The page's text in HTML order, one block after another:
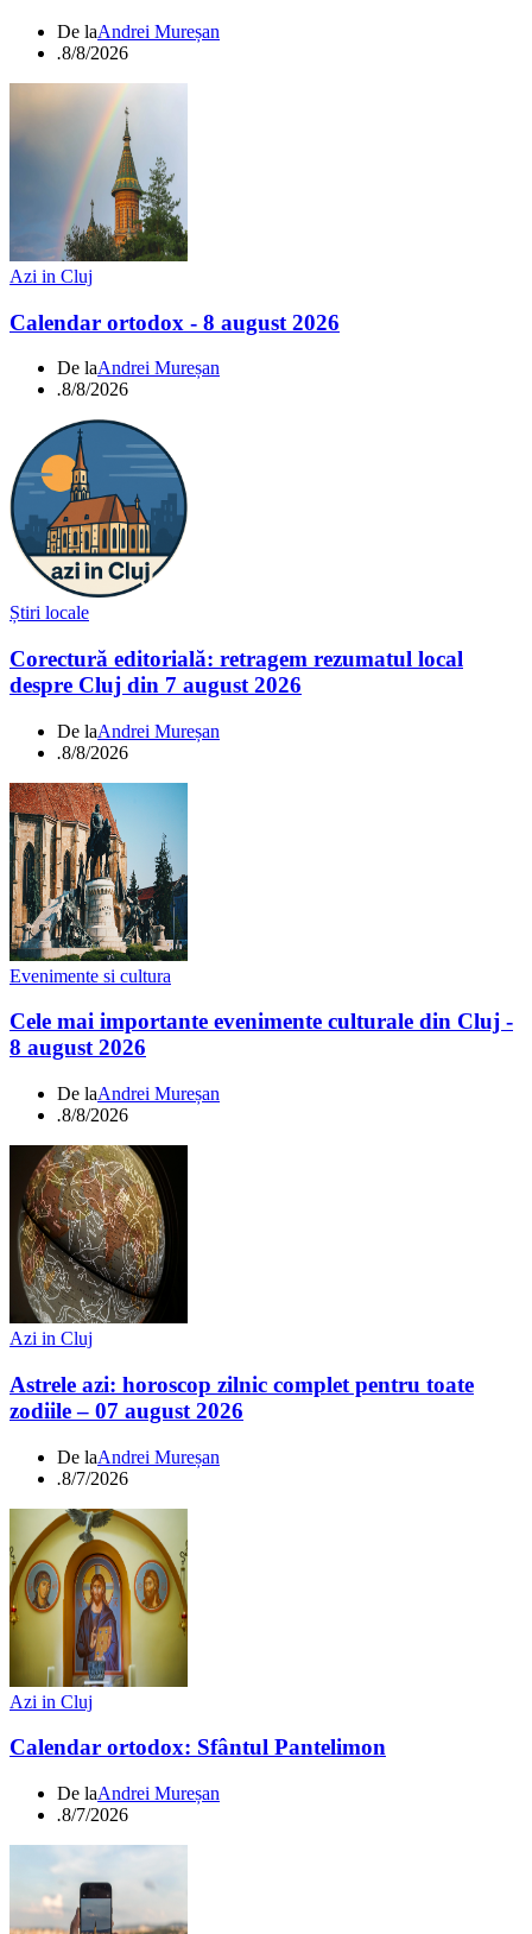
De laAndrei Mureșan
.8/8/2026
Azi in Cluj
Calendar ortodox - 8 august 2026
De laAndrei Mureșan
.8/8/2026
Știri locale
Corectură editorială: retragem rezumatul local
despre Cluj din 7 august 2026
De laAndrei Mureșan
.8/8/2026
Evenimente si cultura
Cele mai importante evenimente culturale din Cluj -
8 august 2026
De laAndrei Mureșan
.8/8/2026
Azi in Cluj
Astrele azi: horoscop zilnic complet pentru toate
zodiile – 07 august 2026
De laAndrei Mureșan
.8/7/2026
Azi in Cluj
Calendar ortodox: Sfântul Pantelimon
De laAndrei Mureșan
.8/7/2026